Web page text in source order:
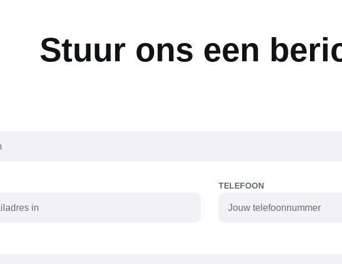
Stuur ons een
TELEFOON